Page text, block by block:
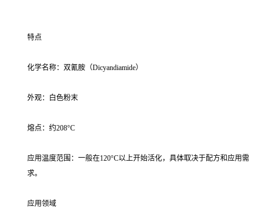
特点
化学名称：双氰胺（Dicyandiamide）
外观：白色粉末
熔点：约208°C
应用温度范围：一般在120°C以上开始活化，具体取决于配方和应用需
求。
应用领域